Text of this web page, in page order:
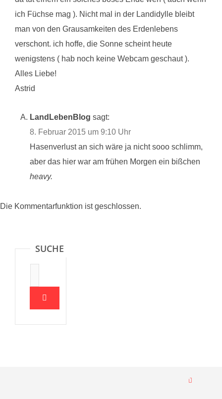
ich Füchse mag ). Nicht mal in der Landidylle bleibt
man von den Grausamkeiten des Erdenlebens
verschont. ich hoffe, die Sonne scheint heute
wenigstens ( hab noch keine Webcam geschaut ).
Alles Liebe!
Astrid
LandLebenBlog sagt:
8. Februar 2015 um 9:10 Uhr
Hasenverlust an sich wäre ja nicht sooo schlimm,
aber das hier war am frühen Morgen ein bißchen
heavy.
Die Kommentarfunktion ist geschlossen.
SUCHE
Nach oben